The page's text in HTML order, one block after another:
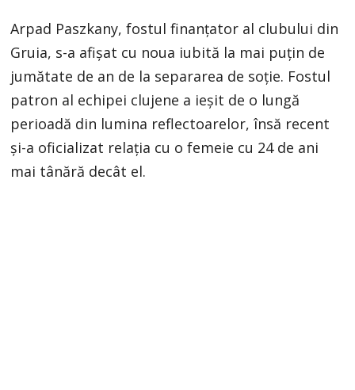
Arpad Paszkany, fostul finanțator al clubului din
Gruia, s-a afișat cu noua iubită la mai puțin de
jumătate de an de la separarea de soție. Fostul
patron al echipei clujene a ieșit de o lungă
perioadă din lumina reflectoarelor, însă recent
și-a oficializat relația cu o femeie cu 24 de ani
mai tânără decât el.